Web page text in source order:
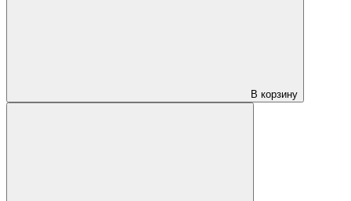
В корзину